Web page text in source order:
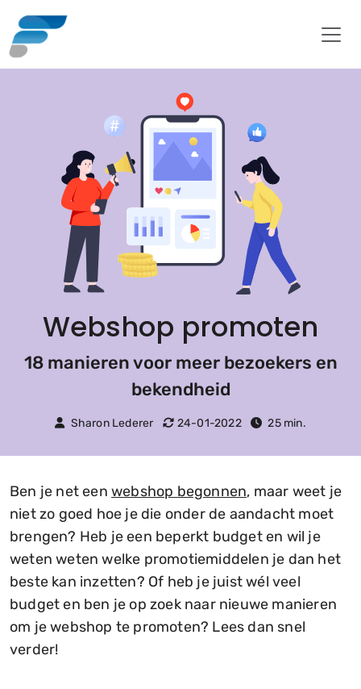
Webshop promoten
18 manieren voor meer bezoekers en
bekendheid
Sharon Lederer 24-01-2022 25 min.
Ben je net een webshop begonnen, maar weet je
niet zo goed hoe je die onder de aandacht moet
brengen? Heb je een beperkt budget en wil je
weten weten welke promotiemiddelen je dan het
beste kan inzetten? Of heb je juist wél veel
budget en ben je op zoek naar nieuwe manieren
om je webshop te promoten? Lees dan snel
verder!